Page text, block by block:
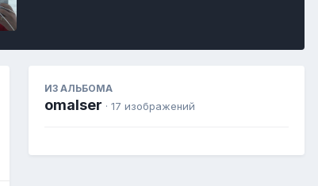
ИЗ АЛЬБОМА
omalser · 17 изображений